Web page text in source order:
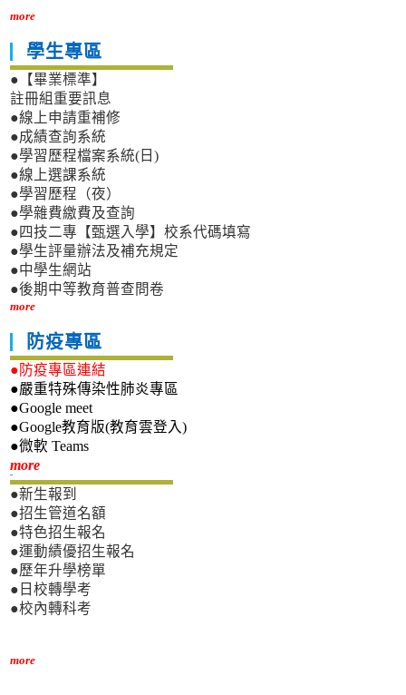
more
學生專區
●【畢業標準】
註冊組重要訊息
●線上申請重補修
●成績查詢系統
●學習歷程檔案系統(日)
●線上選課系統
●學習歷程（夜）
●學雜費繳費及查詢
●四技二專【甄選入學】校系代碼填寫
●學生評量辦法及補充規定
●中學生網站
●後期中等教育普查問卷
more
防疫專區
●防疫專區連結
●嚴重特殊傳染性肺炎專區
●Google meet
●Google教育版(教育雲登入)
●微軟 Teams
more新生專區
●新生報到
●招生管道名額
●特色招生報名
●運動績優招生報名
●歷年升學榜單
●日校轉學考
●校內轉科考
more